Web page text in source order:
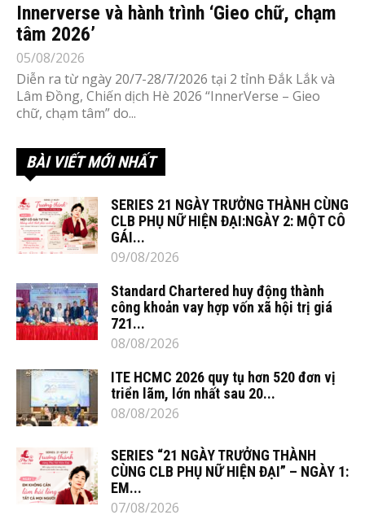
Innerverse và hành trình ‘Gieo chữ, chạm
tâm 2026’
05/08/2026
Diễn ra từ ngày 20/7-28/7/2026 tại 2 tỉnh Đắk Lắk và
Lâm Đồng, Chiến dịch Hè 2026 “InnerVerse – Gieo
chữ, chạm tâm” do...
BÀI VIẾT MỚI NHẤT
SERIES 21 NGÀY TRƯỞNG THÀNH CÙNG
CLB PHỤ NỮ HIỆN ĐẠI:NGÀY 2: MỘT CÔ
GÁI...
09/08/2026
Standard Chartered huy động thành
công khoản vay hợp vốn xã hội trị giá
721...
08/08/2026
ITE HCMC 2026 quy tụ hơn 520 đơn vị
triển lãm, lớn nhất sau 20...
08/08/2026
SERIES “21 NGÀY TRƯỞNG THÀNH
CÙNG CLB PHỤ NỮ HIỆN ĐẠI” – NGÀY 1:
EM...
07/08/2026